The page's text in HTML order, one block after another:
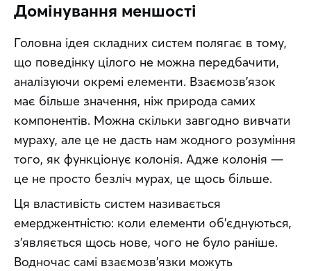
Домінування меншості
Головна ідея складних систем полягає в тому,
що поведінку цілого не можна передбачити,
аналізуючи окремі елементи. Взаємозв’язок
має більше значення, ніж природа самих
компонентів. Можна скільки завгодно вивчати
мураху, але це не дасть нам жодного розуміння
того, як функціонує колонія. Адже колонія —
це не просто безліч мурах, це щось більше.
Ця властивість систем називається
емерджентністю: коли елементи об’єднуються,
з’являється щось нове, чого не було раніше.
Водночас самі взаємозв’язки можуть